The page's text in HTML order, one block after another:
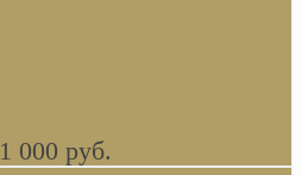
раковина овальная
ванной с рисунком синяя
000 руб.